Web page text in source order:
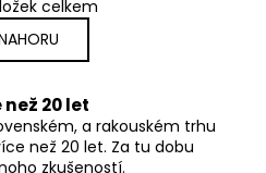
O
v
l
á
d
a
c
á
n
k
v
á
n
celkem
20 let
a rakouském trhu
než 20 let. Za tu dobu
zkušeností.